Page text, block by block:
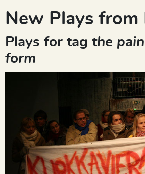
New Plays from
Plays for tag the
form